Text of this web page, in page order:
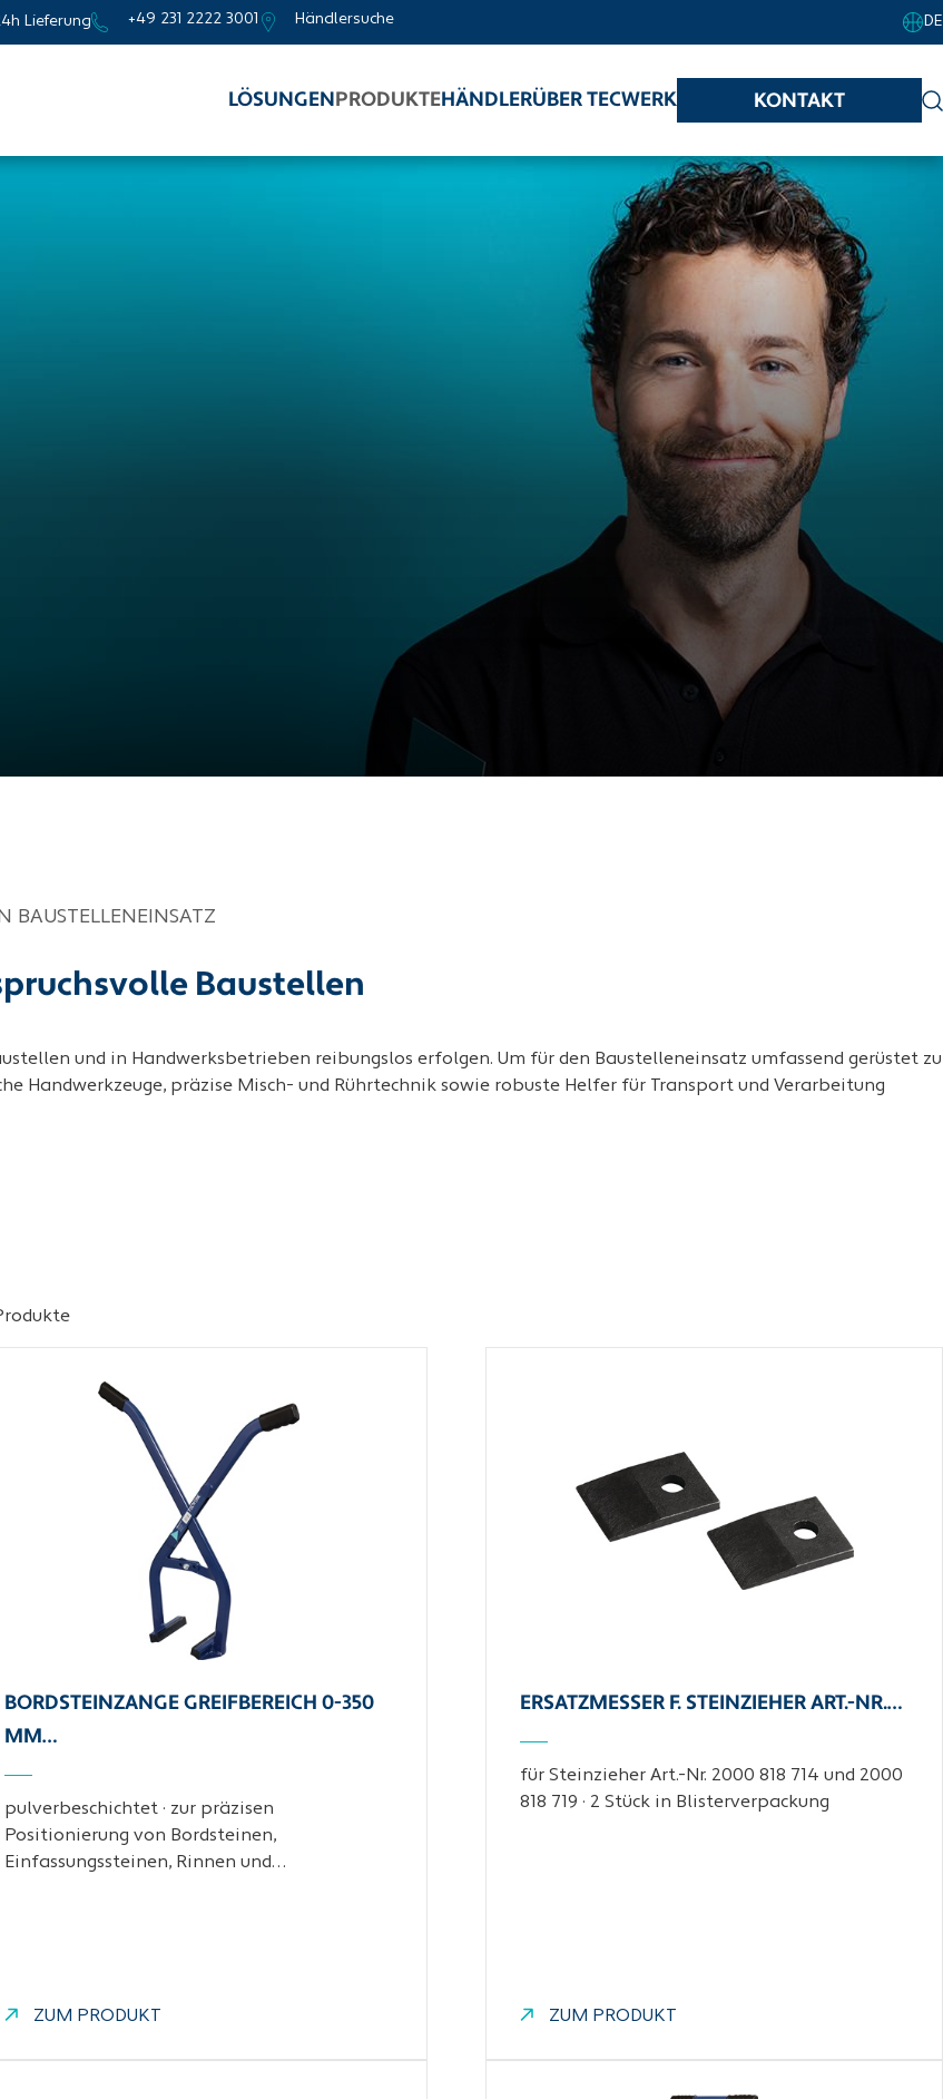
Lieferung +49 231 2222 3001 Händlersuche DE
LÖSUNGEN PRODUKTEHÄNDLERÜBER TECWERK KONTAKT
Baustellen
BAUSTELLENEINSATZ
und in Handwerksbetrieben reibungslos erfolgen. Um für den Baustelleneinsatz umfassend gerüstet zu
Handwerkzeuge, präzise Misch- und Rührtechnik sowie robuste Helfer für Transport und Verarbeitung
BORDSTEINZANGE GREIFBEREICH 0-350
MM…
pulverbeschichtet · zur präzisen
Positionierung von Bordsteinen,
Einfassungssteinen, Rinnen und…
ZUM PRODUKT
ERSATZMESSER F. STEINZIEHER ART.-NR.…
für Steinzieher Art.-Nr. 2000 818 714 und 2000
818 719 · 2 Stück in Blisterverpackung
ZUM PRODUKT